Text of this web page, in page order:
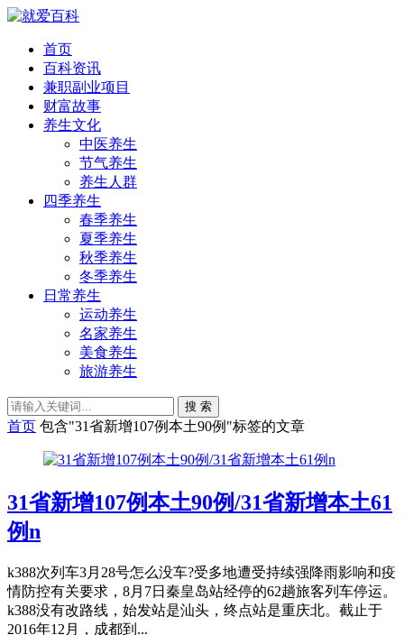
首页
百科资讯
兼职副业项目
财富故事
养生文化
中医养生
节气养生
养生人群
四季养生
春季养生
夏季养生
秋季养生
冬季养生
日常养生
运动养生
名家养生
美食养生
旅游养生
搜 索
首页 包含"31省新增107例本土90例"标签的文章
31省新增107例本土90例/31省新增本土61
例n
k388次列车3月28号怎么没车?受多地遭受持续强降雨影响和疫
情防控有关要求，8月7日秦皇岛站经停的62趟旅客列车停运。
k388没有改路线，始发站是汕头，终点站是重庆北。截止于
2016年12月，成都到...